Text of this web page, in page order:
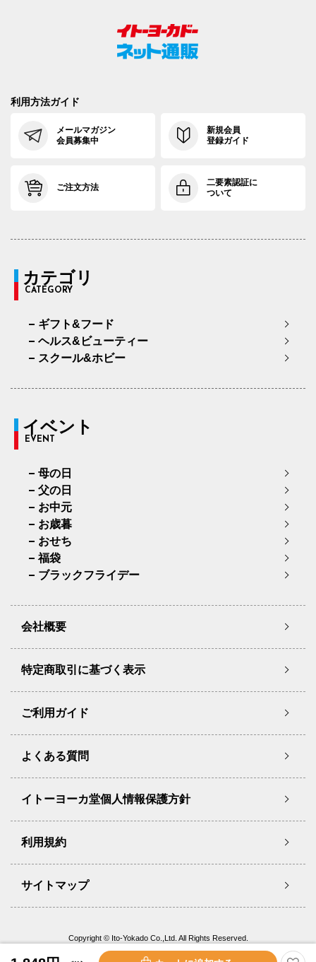
利用方法ガイド
メールマガジン
会員募集中
新規会員
登録ガイド
ご注文方法
二要素認証に
ついて
カテゴリ
CATEGORY
ギフト&フード
ヘルス&ビューティー
スクール&ホビー
イベント
EVENT
母の日
父の日
お中元
お歳暮
おせち
福袋
ブラックフライデー
会社概要
特定商取引に基づく表示
ご利用ガイド
よくある質問
イトーヨーカ堂個人情報保護方針
利用規約
サイトマップ
Copyright © Ito-Yokado Co.,Ltd. All Rights Reserved.